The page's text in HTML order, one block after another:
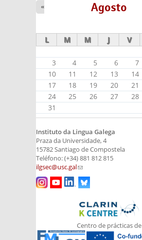
Agosto
«
L M M J V
3
4 5 6 7
10
11 12 13 14
17
18 19 20 21
24
25 26 27 28
31
Instituto da Lingua Galega
Praza da Universidade, 4
15782 Santiago de Compostela
Teléfono: (+34) 881 812 815
ilgsec@usc.gal(link sends e-mail)
Centro de prácticas de